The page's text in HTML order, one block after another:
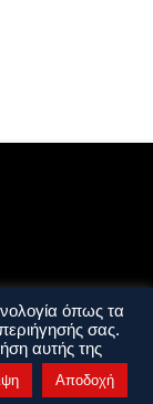
Χρήσης
όπως τα
σας.
αυτής της
Αποδοχή